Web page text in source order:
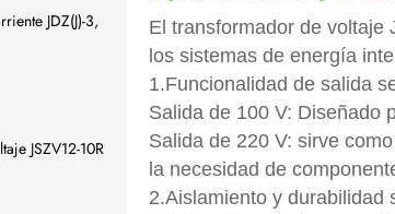
JDZ(J)-3,
JSZV12-10R
El transformador de voltaje
los sistemas de energía
1.Funcionalidad de salida
Salida de 100 V: Diseñado
Salida de 220 V: sirve
la necesidad de
2.Aislamiento y durabilidad